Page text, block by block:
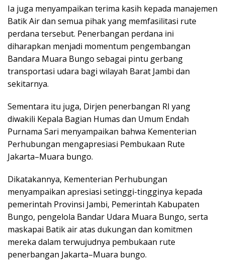
Ia juga menyampaikan terima kasih kepada manajemen
Batik Air dan semua pihak yang memfasilitasi rute
perdana tersebut. Penerbangan perdana ini
diharapkan menjadi momentum pengembangan
Bandara Muara Bungo sebagai pintu gerbang
transportasi udara bagi wilayah Barat Jambi dan
sekitarnya.
Sementara itu juga, Dirjen penerbangan RI yang
diwakili Kepala Bagian Humas dan Umum Endah
Purnama Sari menyampaikan bahwa Kementerian
Perhubungan mengapresiasi Pembukaan Rute
Jakarta–Muara bungo.
Dikatakannya, Kementerian Perhubungan
menyampaikan apresiasi setinggi-tingginya kepada
pemerintah Provinsi Jambi, Pemerintah Kabupaten
Bungo, pengelola Bandar Udara Muara Bungo, serta
maskapai Batik air atas dukungan dan komitmen
mereka dalam terwujudnya pembukaan rute
penerbangan Jakarta–Muara bungo.